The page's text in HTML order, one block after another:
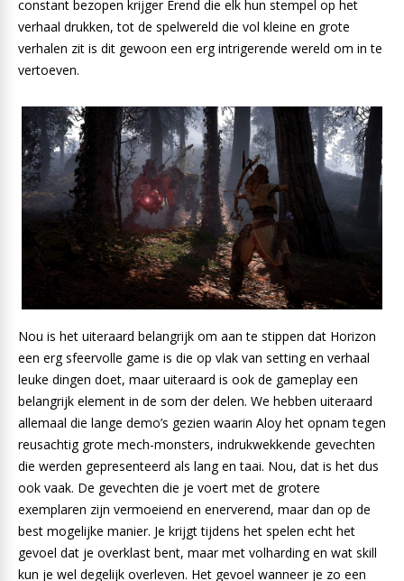
constant bezopen krijger Erend die elk hun stempel op het
verhaal drukken, tot de spelwereld die vol kleine en grote
verhalen zit is dit gewoon een erg intrigerende wereld om in te
vertoeven.
Nou is het uiteraard belangrijk om aan te stippen dat Horizon
een erg sfeervolle game is die op vlak van setting en verhaal
leuke dingen doet, maar uiteraard is ook de gameplay een
belangrijk element in de som der delen. We hebben uiteraard
allemaal die lange demo’s gezien waarin Aloy het opnam tegen
reusachtig grote mech-monsters, indrukwekkende gevechten
die werden gepresenteerd als lang en taai. Nou, dat is het dus
ook vaak. De gevechten die je voert met de grotere
exemplaren zijn vermoeiend en enerverend, maar dan op de
best mogelijke manier. Je krijgt tijdens het spelen echt het
gevoel dat je overklast bent, maar met volharding en wat skill
kun je wel degelijk overleven. Het gevoel wanneer je zo een